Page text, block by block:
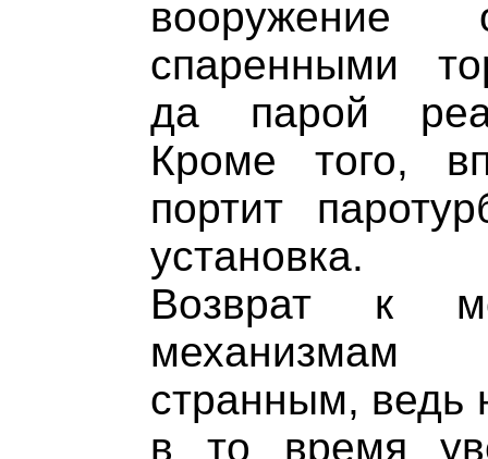
вооружение
спаренными
да парой
Кроме того,
портит
установка.
Возврат к
механизмам
странным, ведь
в то время